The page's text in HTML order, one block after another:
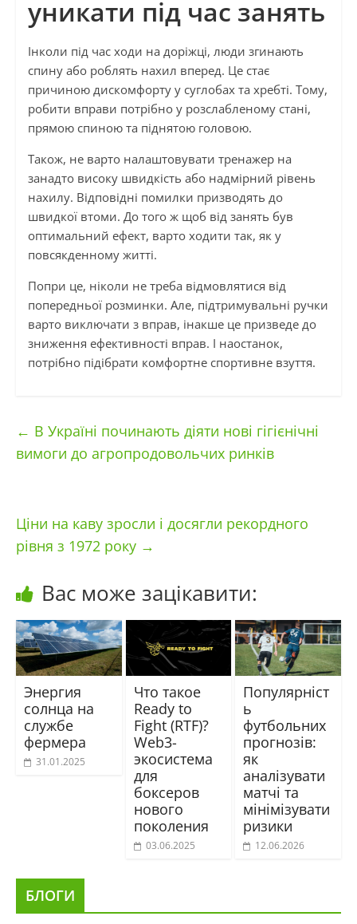
уникати під час занять
Інколи під час ходи на доріжці, люди згинають
спину або роблять нахил вперед. Це стає
причиною дискомфорту у суглобах та хребті. Тому,
робити вправи потрібно у розслабленому стані,
прямою спиною та піднятою головою.
Також, не варто налаштовувати тренажер на
занадто високу швидкість або надмірний рівень
нахилу. Відповідні помилки призводять до
швидкої втоми. До того ж щоб від занять був
оптимальний ефект, варто ходити так, як у
повсякденному житті.
Попри це, ніколи не треба відмовлятися від
попередньої розминки. Але, підтримувальні ручки
варто виключати з вправ, інакше це призведе до
зниження ефективності вправ. І наостанок,
потрібно підібрати комфортне спортивне взуття.
← В Україні починають діяти нові гігієнічні
вимоги до агропродовольчих ринків
Ціни на каву зросли і досягли рекордного
рівня з 1972 року →
Вас може зацікавити:
Энергия
солнца на
службе
фермера
31.01.2025
Что такое
Ready to
Fight (RTF)?
Web3-
экосистема
для
боксеров
нового
поколения
03.06.2025
Популярніст
ь
футбольних
прогнозів:
як
аналізувати
матчі та
мінімізувати
ризики
12.06.2026
БЛОГИ